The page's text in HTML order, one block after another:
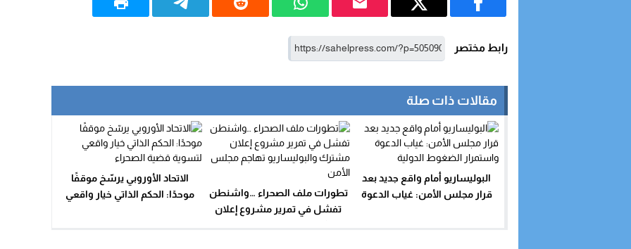
رابط مختصر
مقالات ذات صلة
البوليساريو أمام واقع جديد بعد
قرار مجلس الأمن: غياب الدعوة
تطورات ملف الصحراء …واشنطن
تفشل في تمرير مشروع إعلان
الاتحاد الأوروبي يرسّخ موقفًا
موحدًا: الحكم الذاتي خيار واقعي